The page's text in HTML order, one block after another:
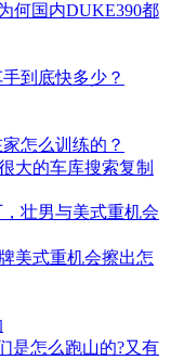
何国内DUKE390都
到底快多少？
怎么训练的？
大的车库搜索复制
，壮男与美式重机会
美式重机会擦出怎
是怎么跑山的?又有